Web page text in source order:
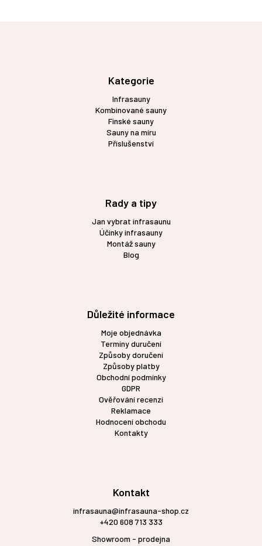
Kategorie
Infrasauny
Kombinované sauny
Finské sauny
Sauny na míru
Příslušenství
Rady a tipy
Jan vybrat infrasaunu
Účinky infrasauny
Montáž sauny
Blog
Důležité informace
Moje objednávka
Termíny duručení
Způsoby doručení
Způsoby platby
Obchodní podmínky
GDPR
Ověřování recenzí
Reklamace
Hodnocení obchodu
Kontakty
Kontakt
infrasauna@infrasauna-shop.cz
+420 608 713 333
Showroom - prodejna